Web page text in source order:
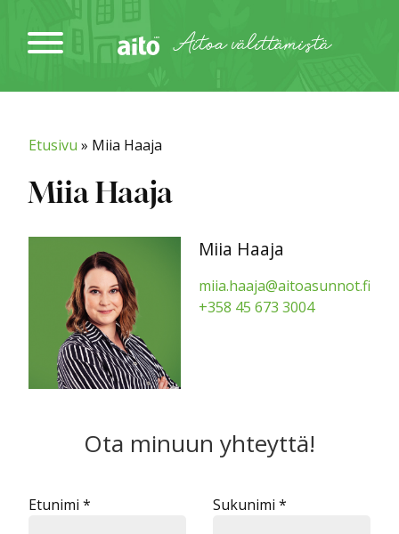
sisältöön
Aitoa välittämistä
Etusivu » Miia Haaja
Miia Haaja
Miia Haaja
miia.haaja@aitoasunnot.fi
+358 45 673 3004
Ota minuun yhteyttä!
Etunimi * Sukunimi *